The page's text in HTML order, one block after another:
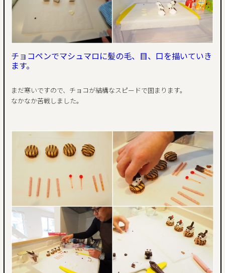
チョコペンでマシュマロに髪の毛、目、口を描いていき
ます。
まだ寒いですので、チョコが結構なスピードで固まります。
なかなか苦戦しました。